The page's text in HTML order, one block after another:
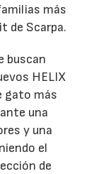
más
de Scarpa.
buscan
HELIX
gato más
una
y una
el
de